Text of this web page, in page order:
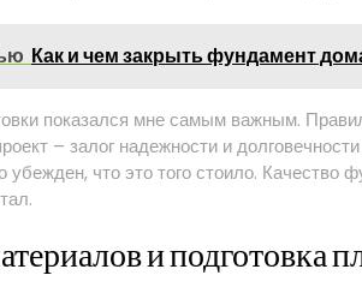
Как и чем закрыть фундамент
показался мне самым важным.
– залог надежности и
убежден, что это того стоило. Качество
и подготовка